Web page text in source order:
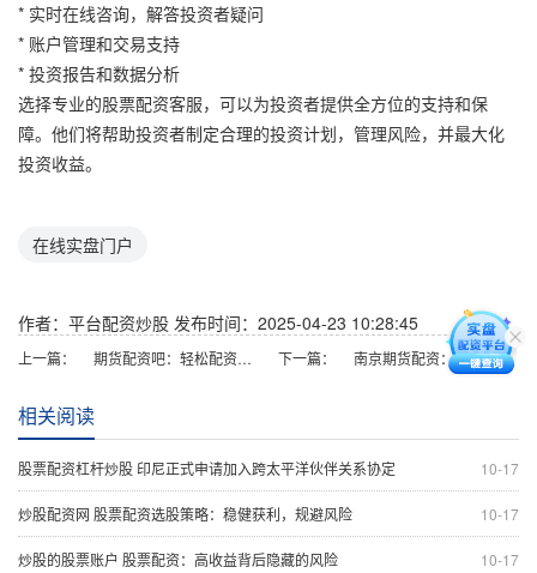
* 实时在线咨询，解答投资者疑问
* 账户管理和交易支持
* 投资报告和数据分析
选择专业的股票配资客服，可以为投资者提供全方位的支持和保
障。他们将帮助投资者制定合理的投资计划，管理风险，并最大化
投资收益。
在线实盘门户
作者：平台配资炒股 发布时间：2025-04-23 10:28:45
上一篇： 期货配资吧：轻松配资，稳健获利 下一篇： 南京期货配资：助力投资者放大收益，把握市场机遇
相关阅读
10-17
股票配资杠杆炒股 印尼正式申请加入跨太平洋伙伴关系协定
10-17
炒股配资网 股票配资选股策略：稳健获利，规避风险
10-17
炒股的股票账户 股票配资：高收益背后隐藏的风险